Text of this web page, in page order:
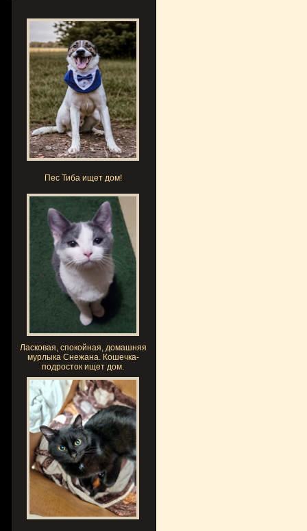
Пес Тиба ищет дом!
Ласковая, спокойная, домашняя
мурлыка Снежана. Кошечка-
подросток ищет дом.